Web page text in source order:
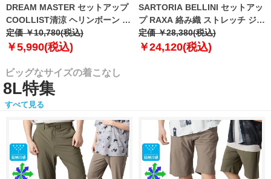
DREAM MASTER セットアップ
COOLLIST清涼 ヘリンボーン ス
トレッチ パンツ 軽量 ウォッシャ
ブル スマリラ 春夏新作
定価 ￥10,780(税込)
￥5,990(税込)
SARTORIA BELLINI セットアッ
プ RAXA 絡み織 ストレッチ ジャ
ケット 春夏新作 tzjk-33b
【fre】
定価 ￥28,380(税込)
￥24,120(税込)
ビッグなサイズの着こなし
8L特集
すべて見る